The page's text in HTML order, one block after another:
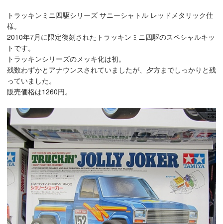
トラッキンミニ四駆シリーズ サニーシャトル レッドメタリック仕
様。
2010年7月に限定復刻されたトラッキンミニ四駆のスペシャルキッ
トです。
トラッキンシリーズのメッキ化は初。
残数わずかとアナウンスされていましたが、夕方までしっかりと残
っていました。
販売価格は1260円。